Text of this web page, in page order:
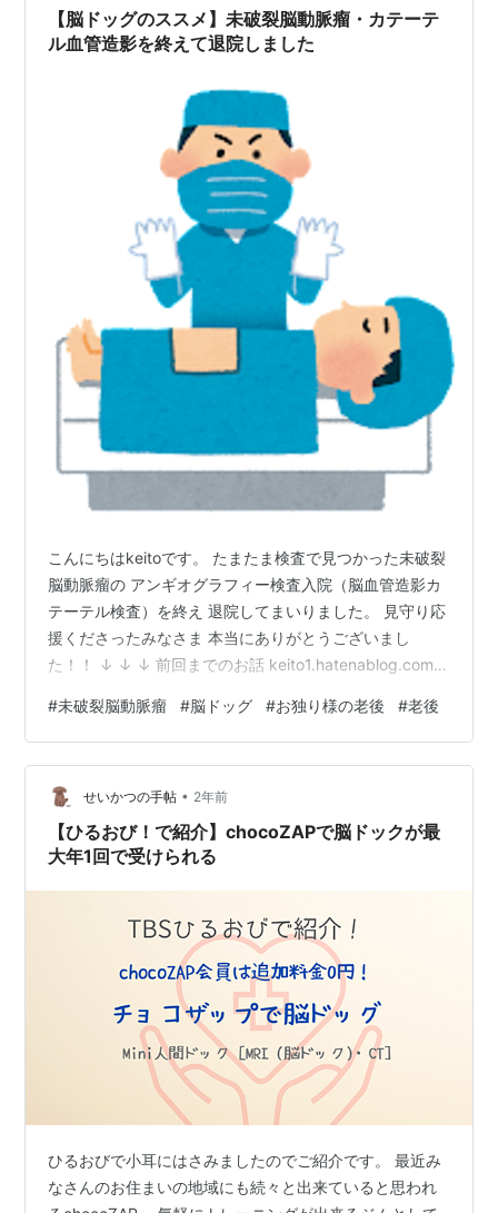
か腫瘍ができている可能性があるので職場の健診でマン
モグラフィーと乳腺エコーを受けるこ…
【脳ドッグのススメ】未破裂脳動脈瘤・カテーテ
ル血管造影を終えて退院しました
こんにちはkeitoです。 たまたま検査で見つかった未破裂
脳動脈瘤の アンギオグラフィー検査入院（脳血管造影カ
テーテル検査）を終え 退院してまいりました。 見守り応
援くださったみなさま 本当にありがとうございまし
た！！ ↓ ↓ ↓ 前回までのお話 keito1.hatenablog.com
いてよくブログなどで情報がのっている プロセスの疑問
とkeitoの実体験をあわせて かいておきます。 医療機
関、医療者や個別の状況で 違うこともありますので 個人
の経験談として、興味のある方の 今後の参考になれば…
#未破裂脳動脈瘤 #脳ドッグ #お独り様の老後 #老後
せいかつの手帖 • 2年前
【ひるおび！で紹介】chocoZAPで脳ドックが最
大年1回で受けられる
ひるおびで小耳にはさみましたのでご紹介です。 最近み
なさんのお住まいの地域にも続々と出来ていると思われ